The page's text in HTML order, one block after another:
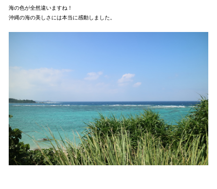
海の色が全然違いますね！
沖縄の海の美しさには本当に感動しました。